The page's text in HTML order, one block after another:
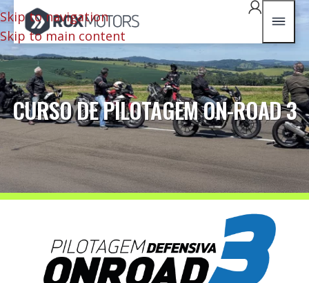
Skip to navigation
Skip to main content
CURSO DE PILOTAGEM ON-ROAD 3